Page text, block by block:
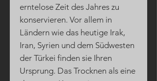
erntelose Zeit des Jahres zu
konservieren. Vor allem in
Ländern wie das heutige Irak,
Iran, Syrien und dem Südwesten
der Türkei finden sie Ihren
Ursprung. Das Trocknen als eine